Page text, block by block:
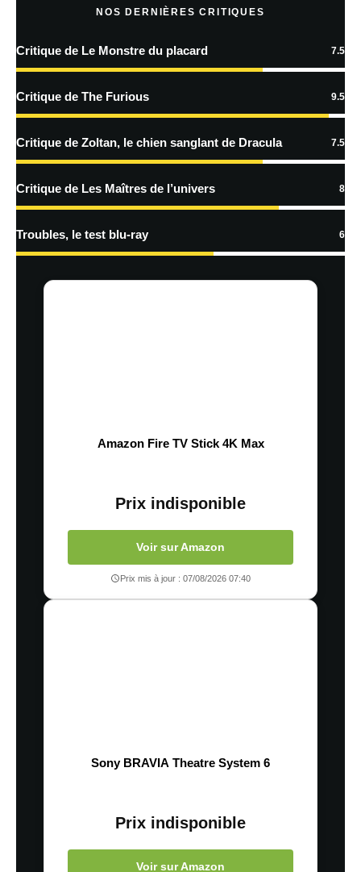
En savoir
traitées
NOS DERNIÈRES CRITIQUES
Critique de Le Monstre du placard 7.5
Critique de The Furious 9.5
Critique de Zoltan, le chien sanglant de Dracula 7.5
Critique de Les Maîtres de l’univers 8
Troubles, le test blu-ray 6
Amazon Fire TV Stick 4K Max
Prix indisponible
Voir sur Amazon
Prix mis à jour : 07/08/2026 07:40
Sony BRAVIA Theatre System 6
Prix indisponible
Voir sur Amazon